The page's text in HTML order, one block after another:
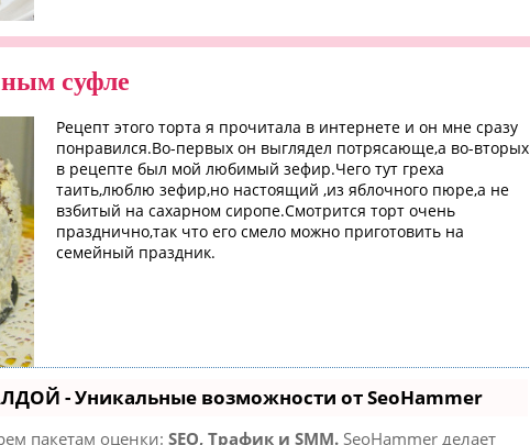
суфле
Рецепт этого торта я прочитала в интернете и он мне сразу
понравился.Во-первых он выглядел потрясающе,а во-вторых
в рецепте был мой любимый зефир.Чего тут греха
таить,люблю зефир,но настоящий ,из яблочного пюре,а не
взбитый на сахарном сиропе.Смотрится торт очень
празднично,так что его смело можно приготовить на
семейный праздник.
- Уникальные возможности от SeoHammer
пакетам оценки: SEO, Трафик и SMM. SeoHammer делает